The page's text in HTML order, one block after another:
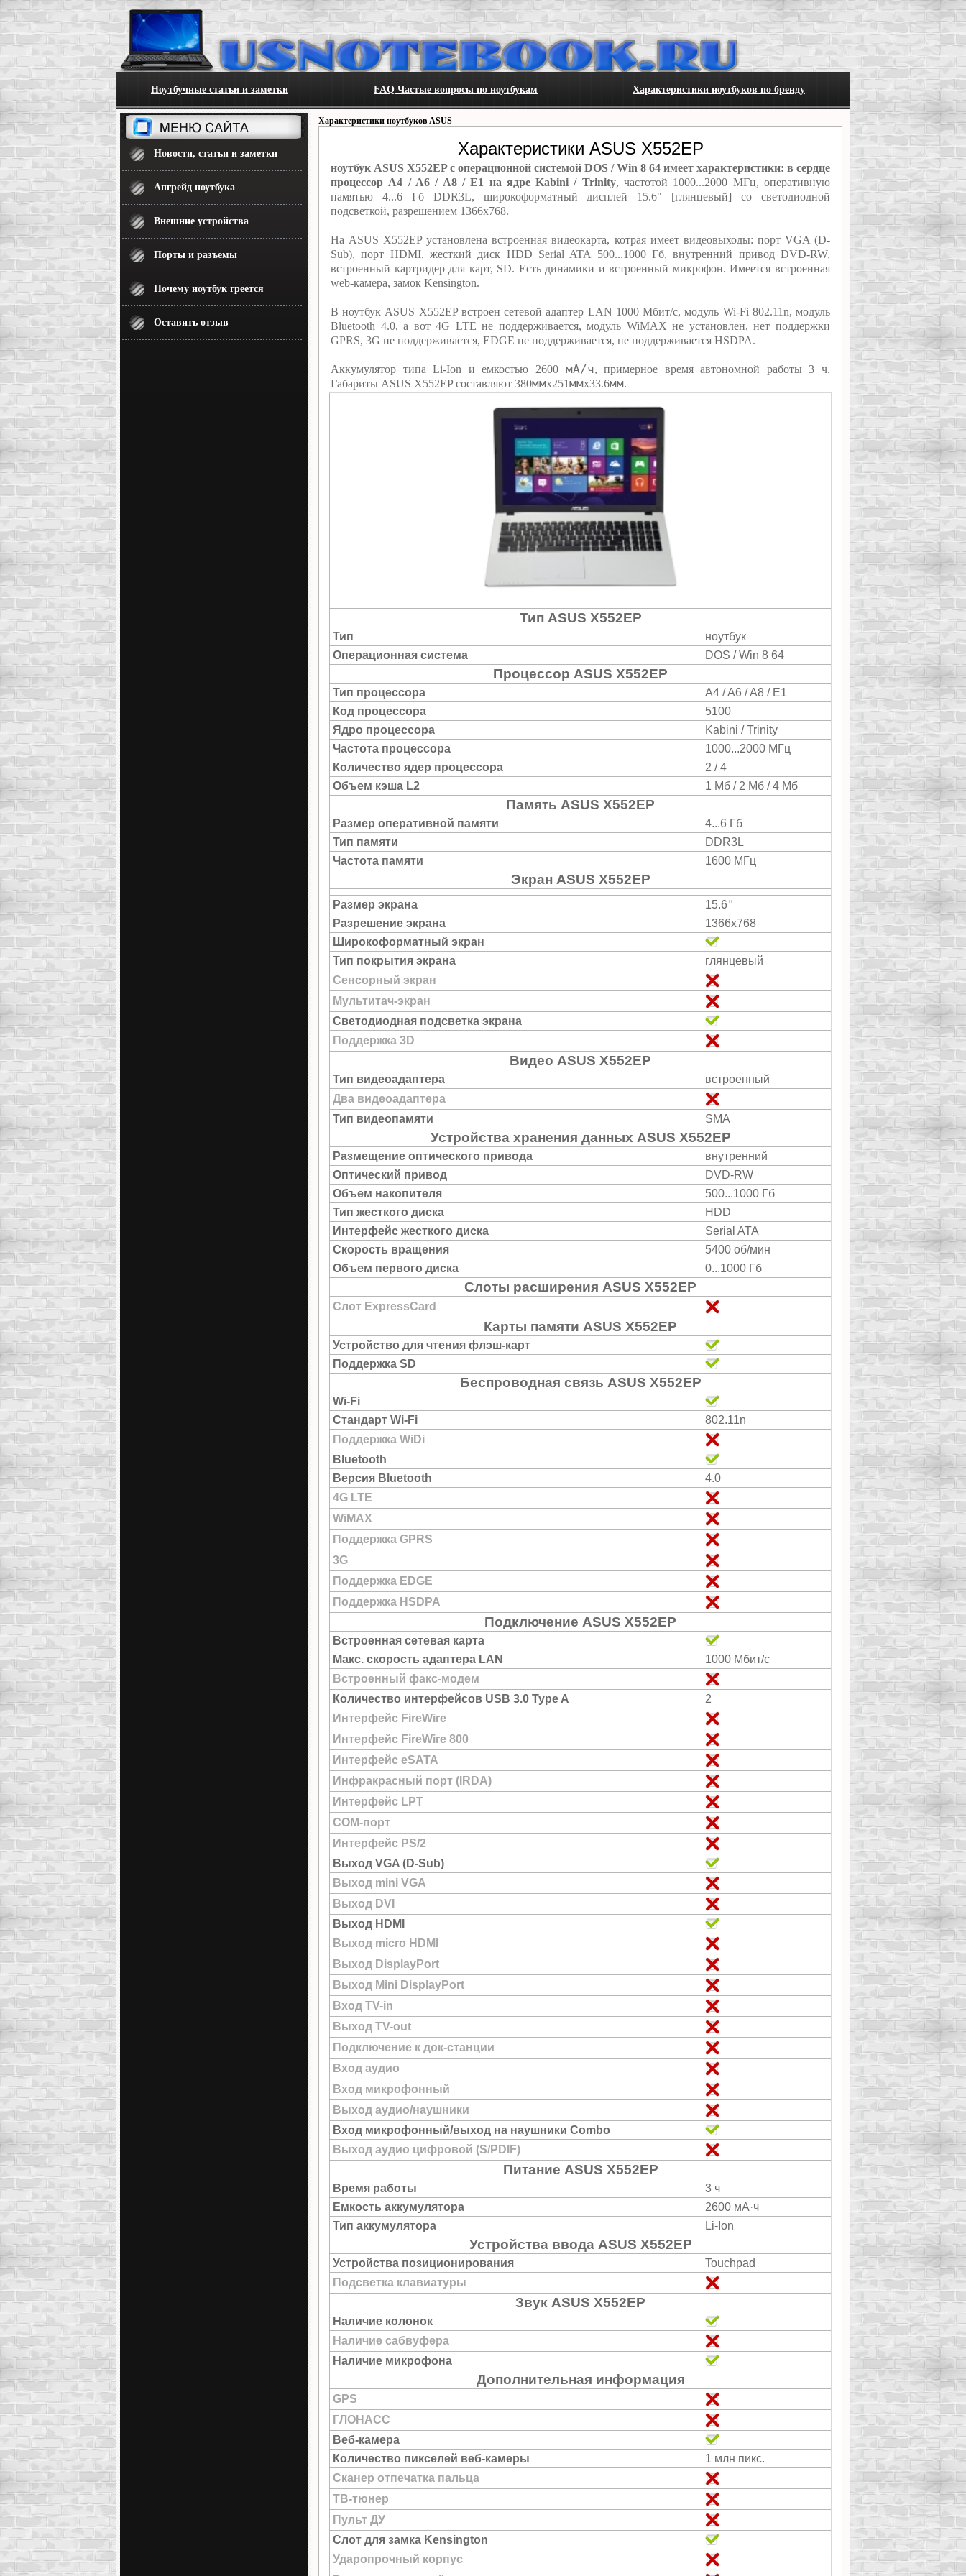
Ноутбучные статьи и заметки FAQ Частые вопросы по ноутбукам Характеристики ноутбуков по бренду
Новости, статьи и заметки
Апгрейд ноутбука
Внешние устройства
Порты и разъемы
Почему ноутбук греется
Оставить отзыв
Характеристики ноутбуков ASUS
Характеристики ASUS X552EP
ноутбук ASUS X552EP с операционной системой DOS / Win 8 64 имеет характеристики: в сердце
процессор A4 / A6 / A8 / E1 на ядре Kabini / Trinity, частотой 1000...2000 МГц, оперативную
памятью 4...6 Гб DDR3L, широкоформатный дисплей 15.6" [глянцевый] со светодиодной
подсветкой, разрешением 1366x768.
На ASUS X552EP установлена встроенная видеокарта, котрая имеет видеовыходы: порт VGA (D-
Sub), порт HDMI, жесткий диск HDD Serial ATA 500...1000 Гб, внутренний привод DVD-RW,
встроенный картридер для карт, SD. Есть динамики и встроенный микрофон. Имеется встроенная
web-камера, замок Kensington.
В ноутбук ASUS X552EP встроен сетевой адаптер LAN 1000 Мбит/с, модуль Wi-Fi 802.11n, модуль
Bluetooth 4.0, а вот 4G LTE не поддерживается, модуль WiMAX не установлен, нет поддержки
GPRS, 3G не поддерживается, EDGE не поддерживается, не поддерживается HSDPA.
Аккумулятор типа Li-Ion и емкостью 2600 мА/ч, примерное время автономной работы 3 ч.
Габариты ASUS X552EP составляют 380ммх251ммх33.6мм.
Тип ASUS X552EP
Тип
ноутбук
Операционная система
DOS / Win 8 64
Процессор ASUS X552EP
Тип процессора
A4 / A6 / A8 / E1
Код процессора
5100
Ядро процессора
Kabini / Trinity
Частота процессора
1000...2000 МГц
Количество ядер процессора
2 / 4
Объем кэша L2
1 Мб / 2 Мб / 4 Мб
Память ASUS X552EP
Размер оперативной памяти
4...6 Гб
Тип памяти
DDR3L
Частота памяти
1600 МГц
Экран ASUS X552EP
Размер экрана 15.6"
Разрешение экрана
1366x768
Широкоформатный экран
Тип покрытия экрана
глянцевый
Сенсорный экран
Мультитач-экран
Светодиодная подсветка экрана
Поддержка 3D
Видео ASUS X552EP
Тип видеоадаптера
встроенный
Два видеоадаптера
Тип видеопамяти
SMA
Устройства хранения данных ASUS X552EP
Размещение оптического привода
внутренний
Оптический привод
DVD-RW
Объем накопителя
500...1000 Гб
Тип жесткого диска
HDD
Интерфейс жесткого диска
Serial ATA
Скорость вращения
5400 об/мин
Объем первого диска
0...1000 Гб
Слоты расширения ASUS X552EP
Слот ExpressCard
Карты памяти ASUS X552EP
Устройство для чтения флэш-карт
Поддержка SD
Беспроводная связь ASUS X552EP
Wi-Fi
Стандарт Wi-Fi
802.11n
Поддержка WiDi
Bluetooth
Версия Bluetooth
4.0
4G LTE
WiMAX
Поддержка GPRS
3G
Поддержка EDGE
Поддержка HSDPA
Подключение ASUS X552EP
Встроенная сетевая карта
Макс. скорость адаптера LAN
1000 Мбит/с
Встроенный факс-модем
Количество интерфейсов USB 3.0 Type A
2
Интерфейс FireWire
Интерфейс FireWire 800
Интерфейс eSATA
Инфракрасный порт (IRDA)
Интерфейс LPT
COM-порт
Интерфейс PS/2
Выход VGA (D-Sub)
Выход mini VGA
Выход DVI
Выход HDMI
Выход micro HDMI
Выход DisplayPort
Выход Mini DisplayPort
Вход TV-in
Выход TV-out
Подключение к док-станции
Вход аудио
Вход микрофонный
Выход аудио/наушники
Вход микрофонный/выход на наушники Combo
Выход аудио цифровой (S/PDIF)
Питание ASUS X552EP
Время работы
3 ч
Емкость аккумулятора
2600 мА·ч
Тип аккумулятора
Li-Ion
Устройства ввода ASUS X552EP
Устройства позиционирования
Touchpad
Подсветка клавиатуры
Звук ASUS X552EP
Наличие колонок
Наличие сабвуфера
Наличие микрофона
Дополнительная информация
GPS
ГЛОНАСС
Веб-камера
Количество пикселей веб-камеры
1 млн пикс.
Сканер отпечатка пальца
ТВ-тюнер
Пульт ДУ
Слот для замка Kensington
Ударопрочный корпус